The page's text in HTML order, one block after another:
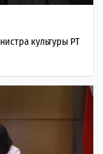
культуры РТ